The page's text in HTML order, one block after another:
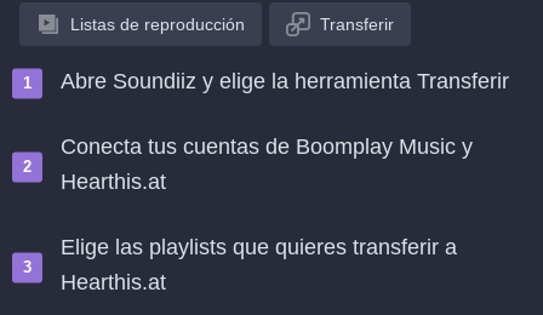
Listas de reproducción Transferir
Abre Soundiiz y elige la herramienta Transferir
Conecta tus cuentas de Boomplay Music y
Hearthis.at
Elige las playlists que quieres transferir a
Hearthis.at